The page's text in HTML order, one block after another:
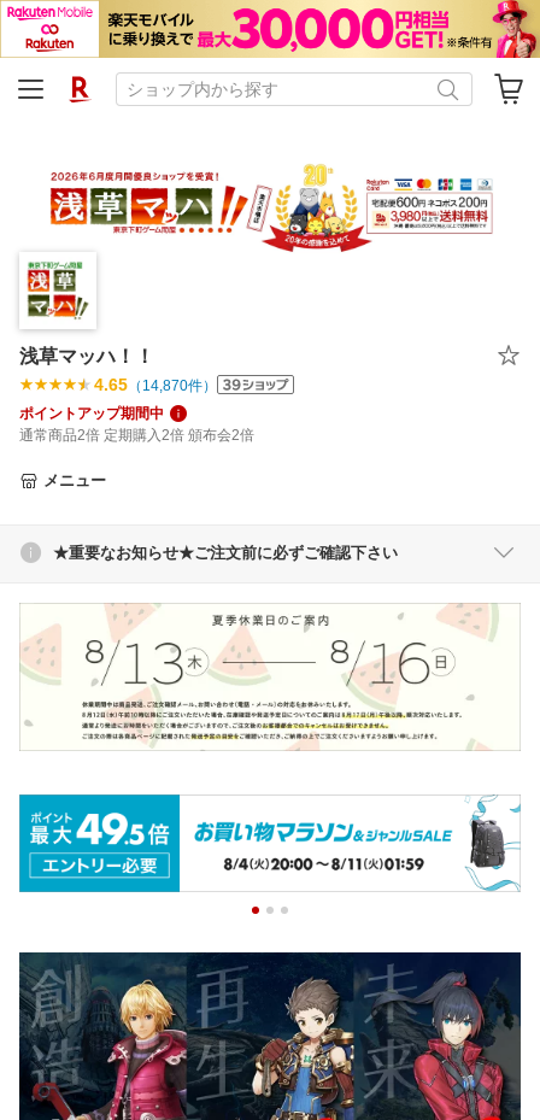
浅草マッハ！！
4.65 （ 14,870件）
ポイントアップ期間中
通常商品2倍 定期購入2倍 頒布会2倍
メニュー
★重要なお知らせ★ご注文前に必ずご確認下さい